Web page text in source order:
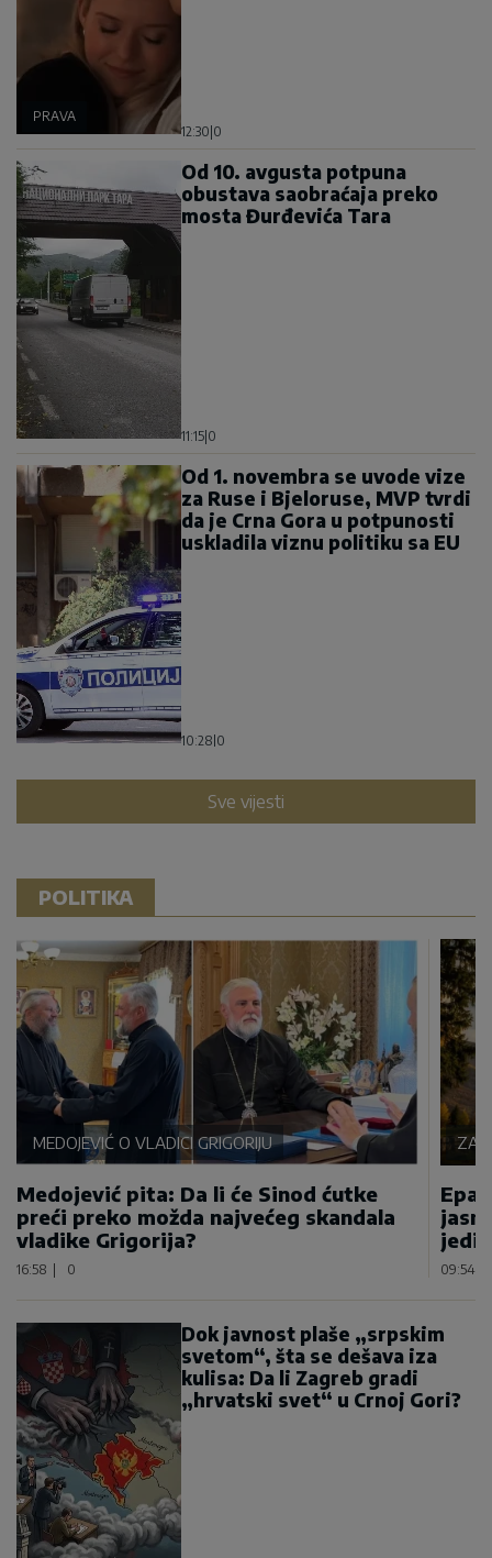
PRAVA
12:30 0
Od 10. avgusta potpuna
obustava saobraćaja preko
mosta Đurđevića Tara
11:15 0
Od 1. novembra se uvode vize
za Ruse i Bjeloruse, MVP tvrdi
da je Crna Gora u potpunosti
uskladila viznu politiku sa EU
10:28 0
Sve vijesti
POLITIKA
MEDOJEVIĆ O VLADICI GRIGORIJU
Medojević pita: Da li će Sinod ćutke
preći preko možda najvećeg skandala
vladike Grigorija?
16:58 | 0 09:54
Dok javnost plaše „srpskim
svetom“, šta se dešava iza
kulisa: Da li Zagreb gradi
„hrvatski svet“ u Crnoj Gori?